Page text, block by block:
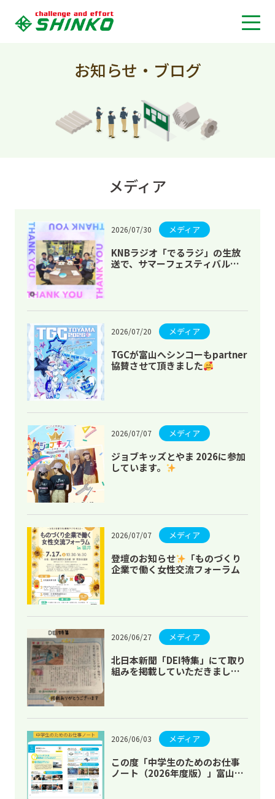
お知らせ・ブログ
メディア
2026/07/30 メディア
KNBラジオ「でるラジ」の生放
送で、サマーフェスティバルワ
2026/07/20 メディア
TGCが富山へシンコーもpartner
協賛させて頂きました
2026/07/07 メディア
ジョブキッズとやま 2026に参加
しています。
2026/07/07 メディア
登壇のお知らせ
「ものづくり
企業で働く女性交流フォーラム
2026/06/27 メディア
北日本新聞「DEI特集」にて取り
組みを掲載していただきました
2026/06/03 メディア
この度「中学生のためのお仕事
ノート（2026年度版）」富山市